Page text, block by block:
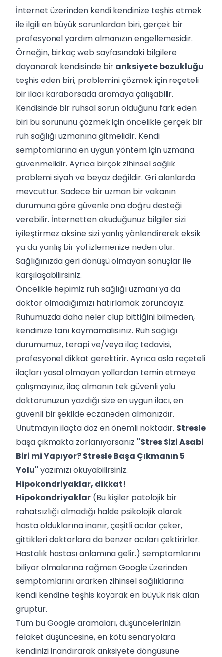
İnternet üzerinden kendi kendinize teşhis etmek
ile ilgili en büyük sorunlardan biri, gerçek bir
profesyonel yardım almanızın engellemesidir.
Örneğin, birkaç web sayfasındaki bilgilere
dayanarak kendisinde bir anksiyete bozukluğu
teşhis eden biri, problemini çözmek için reçeteli
bir ilacı karaborsada aramaya çalışabilir.
Kendisinde bir ruhsal sorun olduğunu fark eden
biri bu sorununu çözmek için öncelikle gerçek bir
ruh sağlığı uzmanına gitmelidir. Kendi
semptomlarına en uygun yöntem için uzmana
güvenmelidir. Ayrıca birçok zihinsel sağlık
problemi siyah ve beyaz değildir. Gri alanlarda
mevcuttur. Sadece bir uzman bir vakanın
durumuna göre güvenle ona doğru desteği
verebilir. İnternetten okuduğunuz bilgiler sizi
iyileştirmez aksine sizi yanlış yönlendirerek eksik
ya da yanlış bir yol izlemenize neden olur.
Sağlığınızda geri dönüşü olmayan sonuçlar ile
karşılaşabilirsiniz.
Öncelikle hepimiz ruh sağlığı uzmanı ya da
doktor olmadığımızı hatırlamak zorundayız.
Ruhumuzda daha neler olup bittiğini bilmeden,
kendinize tanı koymamalısınız. Ruh sağlığı
durumumuz, terapi ve/veya ilaç tedavisi,
profesyonel dikkat gerektirir. Ayrıca asla reçeteli
ilaçları yasal olmayan yollardan temin etmeye
çalışmayınız, ilaç almanın tek güvenli yolu
doktorunuzun yazdığı size en uygun ilacı, en
güvenli bir şekilde eczaneden almanızdır.
Unutmayın ilaçta doz en önemli noktadır. Stresle
başa çıkmakta zorlanıyorsanız "Stres Sizi Asabi
Biri mi Yapıyor? Stresle Başa Çıkmanın 5
Yolu" yazımızı okuyabilirsiniz.
Hipokondriyaklar, dikkat!
Hipokondriyaklar (Bu kişiler patolojik bir
rahatsızlığı olmadığı halde psikolojik olarak
hasta olduklarına inanır, çeşitli acılar çeker,
gittikleri doktorlara da benzer acıları çektirirler.
Hastalık hastası anlamına gelir.) semptomlarını
biliyor olmalarına rağmen Google üzerinden
semptomlarını ararken zihinsel sağlıklarına
kendi kendine teşhis koyarak en büyük risk alan
gruptur.
Tüm bu Google aramaları, düşüncelerinizin
felaket düşüncesine, en kötü senaryolara
kendinizi inandırarak anksiyete döngüsüne